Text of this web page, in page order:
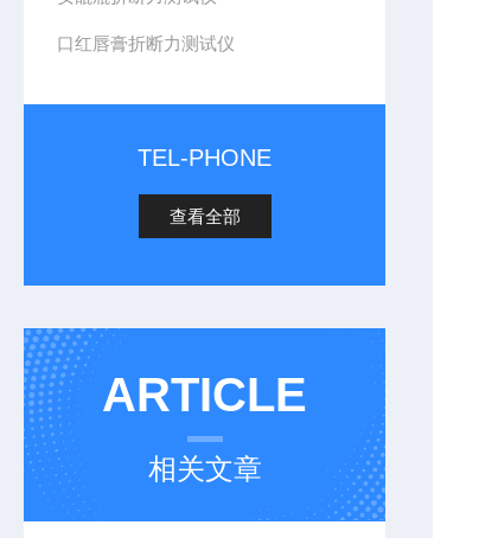
口红唇膏折断力测试仪
TEL-PHONE
查看全部
ARTICLE
相关文章